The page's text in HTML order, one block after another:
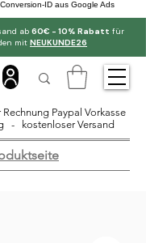
ID aus Google Ads
ab 60€ - 10% Rabatt für
mit NEUKUNDE26
Paypal Vorkasse
- kostenloser Versand